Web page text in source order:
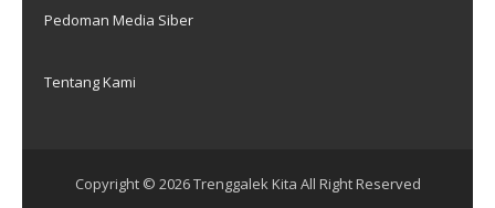
Pedoman Media Siber
Tentang Kami
Copyright © 2026Trenggalek Kita All Right Reserved